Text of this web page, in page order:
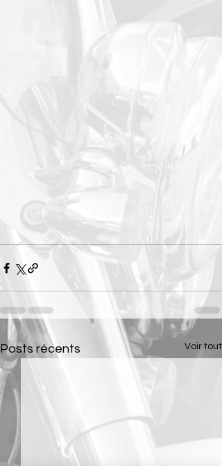
Posts récents Voir tout